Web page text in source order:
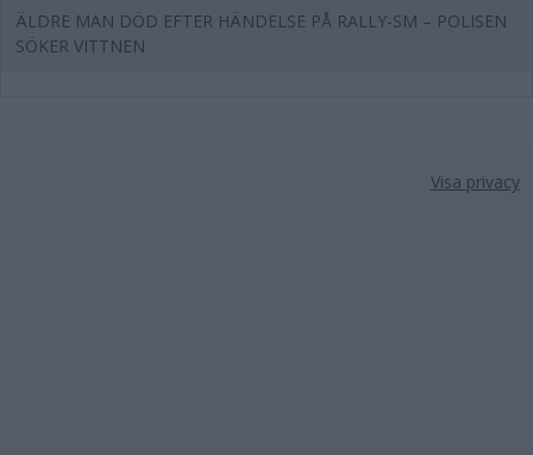
ÄLDRE MAN DÖD EFTER HÄNDELSE PÅ RALLY-SM – POLISEN
SÖKER VITTNEN
Visa privacy